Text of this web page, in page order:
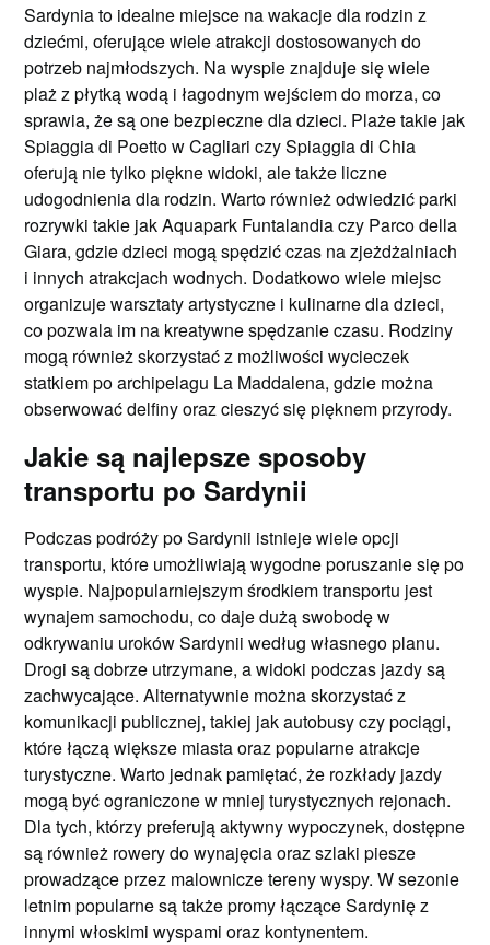
Sardynia to idealne miejsce na wakacje dla rodzin z
dziećmi, oferujące wiele atrakcji dostosowanych do
potrzeb najmłodszych. Na wyspie znajduje się wiele
plaż z płytką wodą i łagodnym wejściem do morza, co
sprawia, że są one bezpieczne dla dzieci. Plaże takie jak
Spiaggia di Poetto w Cagliari czy Spiaggia di Chia
oferują nie tylko piękne widoki, ale także liczne
udogodnienia dla rodzin. Warto również odwiedzić parki
rozrywki takie jak Aquapark Funtalandia czy Parco della
Giara, gdzie dzieci mogą spędzić czas na zjeżdżalniach
i innych atrakcjach wodnych. Dodatkowo wiele miejsc
organizuje warsztaty artystyczne i kulinarne dla dzieci,
co pozwala im na kreatywne spędzanie czasu. Rodziny
mogą również skorzystać z możliwości wycieczek
statkiem po archipelagu La Maddalena, gdzie można
obserwować delfiny oraz cieszyć się pięknem przyrody.
Jakie są najlepsze sposoby
transportu po Sardynii
Podczas podróży po Sardynii istnieje wiele opcji
transportu, które umożliwiają wygodne poruszanie się po
wyspie. Najpopularniejszym środkiem transportu jest
wynajem samochodu, co daje dużą swobodę w
odkrywaniu uroków Sardynii według własnego planu.
Drogi są dobrze utrzymane, a widoki podczas jazdy są
zachwycające. Alternatywnie można skorzystać z
komunikacji publicznej, takiej jak autobusy czy pociągi,
które łączą większe miasta oraz popularne atrakcje
turystyczne. Warto jednak pamiętać, że rozkłady jazdy
mogą być ograniczone w mniej turystycznych rejonach.
Dla tych, którzy preferują aktywny wypoczynek, dostępne
są również rowery do wynajęcia oraz szlaki piesze
prowadzące przez malownicze tereny wyspy. W sezonie
letnim popularne są także promy łączące Sardynię z
innymi włoskimi wyspami oraz kontynentem.